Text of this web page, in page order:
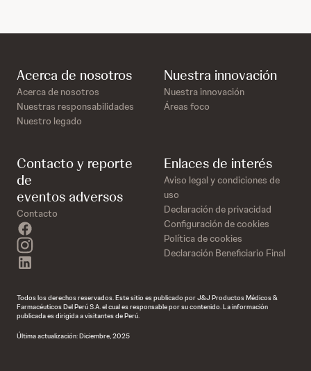
Acerca de nosotros
Acerca de nosotros
Nuestras responsabilidades
Nuestro legado
Nuestra innovación
Nuestra innovación
Áreas foco
Contacto y reporte
de
eventos adversos
Contacto
instagram
Enlaces de interés
Aviso legal y condiciones de
uso
Declaración de privacidad
Configuración de cookies
Política de cookies
Declaración Beneficiario Final
Todos los derechos reservados. Este sitio es publicado por J&J Productos Médicos &
Farmacéuticos Del Perú S.A. el cual es responsable por su contenido. La información
publicada es dirigida a visitantes de Perú.
Última actualización: Diciembre, 2025